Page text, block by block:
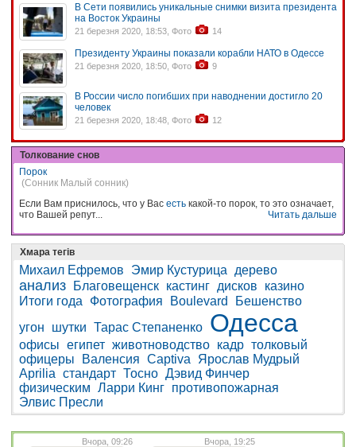
В Сети появились уникальные снимки визита президента
на Восток Украины
21 березня 2020, 18:53, Фото 14
Президенту Украины показали корабли НАТО в Одессе
21 березня 2020, 18:50, Фото 9
В России число погибших при наводнении достигло 20
человек
21 березня 2020, 18:48, Фото 12
Толкование снов
Порок
(Сонник Малый сонник)
Если Вам приснилось, что у Вас есть какой-то порок, то это означает,
что Вашей репут...
Читать дальше
Хмара тегів
Михаил Ефремов Эмир Кустурица дерево
анализ Благовещенск кастинг дисков
казино
Итоги года
Фотография Boulevard
Бешенство
угон
шутки Тарас Степаненко Одесса
офисы египет животноводство кадр толковый
офицеры
Валенсия Captiva
Ярослав Мудрый
Aprilia стандарт Тосно Дэвид Финчер
физическим Ларри Кинг противопожарная
Элвис Пресли
Вчора, 09:26 Вчора, 19:25